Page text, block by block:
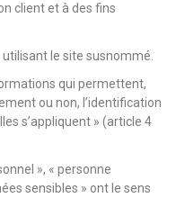
client et à des fins
le site susnommé.
qui permettent,
ou non, l’identification
s’appliquent » (article 4
», « personne
sensibles » ont le sens